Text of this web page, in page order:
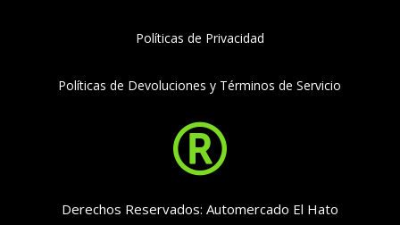
Políticas de Privacidad
Políticas de Devoluciones y Términos de Servicio

Derechos Reservados: Automercado El Hato